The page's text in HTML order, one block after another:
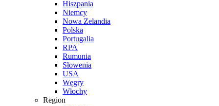
Hiszpania
Niemcy
Nowa Zelandia
Polska
Portugalia
RPA
Rumunia
Słowenia
USA
Węgry
Włochy
Region